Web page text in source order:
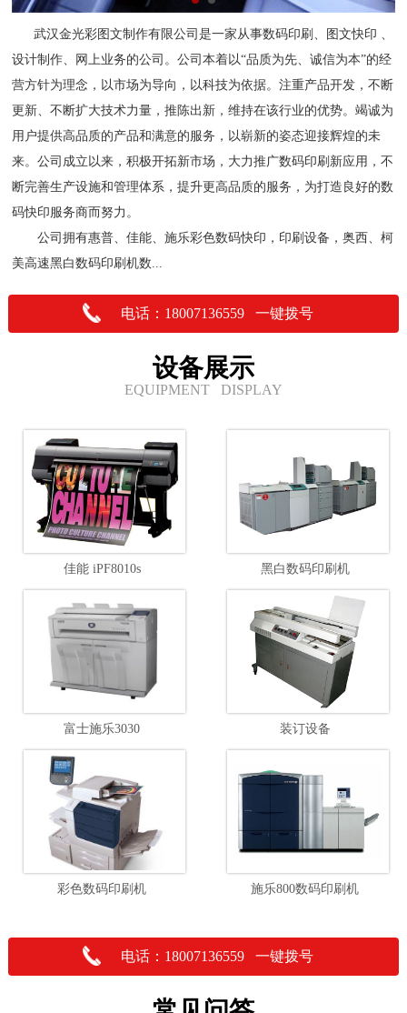
武汉金光彩图文制作有限公司是一家从事数码印刷、图文快印 、
设计制作、网上业务的公司。公司本着以“品质为先、诚信为本”的经
营方针为理念，以市场为导向，以科技为依据。注重产品开发，不断
更新、不断扩大技术力量，推陈出新，维持在该行业的优势。竭诚为
用户提供高品质的产品和满意的服务，以崭新的姿态迎接辉煌的未
来。公司成立以来，积极开拓新市场，大力推广数码印刷新应用，不
断完善生产设施和管理体系，提升更高品质的服务，为打造良好的数
码快印服务商而努力。
公司拥有惠普、佳能、施乐彩色数码快印，印刷设备，奥西、柯
美高速黑白数码印刷机数...
电话：18007136559 一键拨号
设备展示
EQUIPMENT DISPLAY
佳能 iPF8010s 黑白数码印刷机
富士施乐3030 装订设备
彩色数码印刷机 施乐800数码印刷机
电话：18007136559 一键拨号